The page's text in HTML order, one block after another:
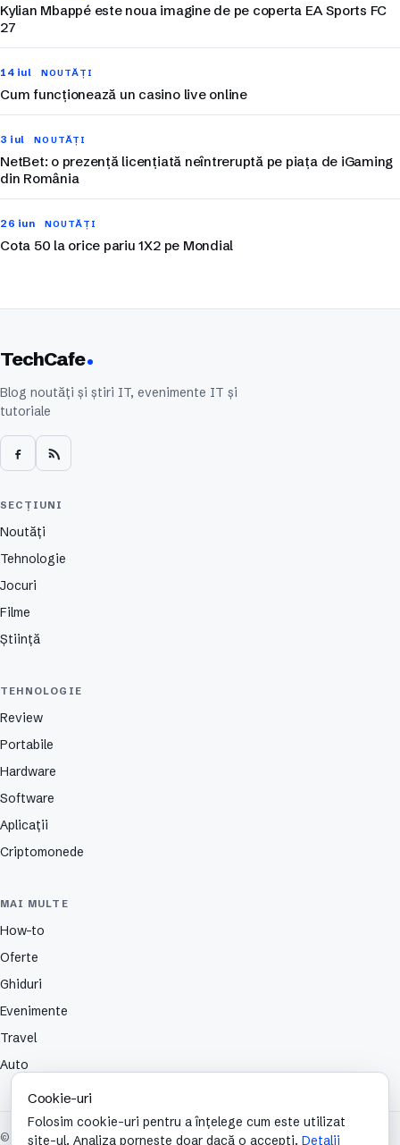
Kylian Mbappé este noua imagine de pe coperta EA Sports FC
27
14 iul NOUTĂȚI
Cum funcționează un casino live online
3 iul NOUTĂȚI
NetBet: o prezență licențiată neîntreruptă pe piața de iGaming
din România
26 iun NOUTĂȚI
Cota 50 la orice pariu 1X2 pe Mondial
TechCafe
Blog noutăți și știri IT, evenimente IT și
tutoriale
SECȚIUNI
Noutăți
Tehnologie
Jocuri
Filme
Știință
TEHNOLOGIE
Review
Portabile
Hardware
Software
Aplicații
Criptomonede
MAI MULTE
How-to
Oferte
Ghiduri
Evenimente
Travel
Auto
© 2026 TechCafe. Toate drepturile rezervate.
Cookie-uri
Folosim cookie-uri pentru a înțelege cum este utilizat
site-ul. Analiza pornește doar dacă o accepți. Detalii